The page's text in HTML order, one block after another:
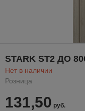
STARK ST2 ДО
Нет в наличии
Розница
131,50 руб.